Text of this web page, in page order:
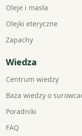
Oleje i masła
Olejki eteryczne
Zapachy
Wiedza
Centrum wiedzy
Baza wiedzy o
Poradniki
FAQ